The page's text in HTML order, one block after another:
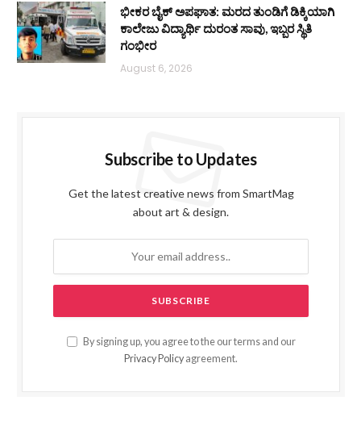
ಭೀಕರ ಬೈಕ್ ಅಪಘಾತ: ಮರದ ತುಂಡಿಗೆ ಡಿಕ್ಕಿಯಾಗಿ
ಕಾಲೇಜು ವಿದ್ಯಾರ್ಥಿ ದುರಂತ ಸಾವು, ಇಬ್ಬರ ಸ್ಥಿತಿ
ಗಂಭೀರ
August 6, 2026
Subscribe to Updates
Get the latest creative news from SmartMag
about art & design.
By signing up, you agree to the our terms and our
Privacy Policy agreement.